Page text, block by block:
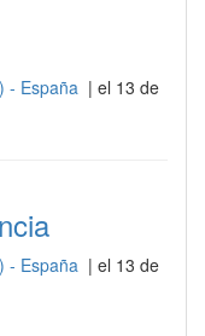
- España | el 13 de
- España | el 13 de